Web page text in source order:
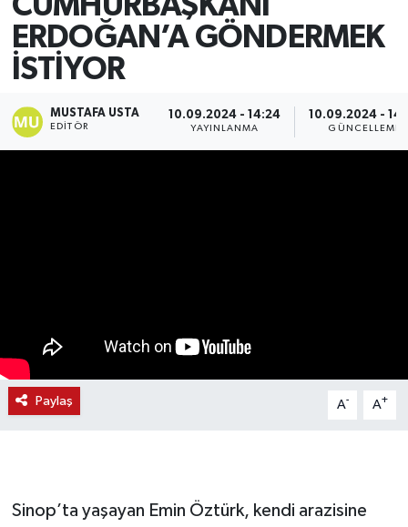
ERDOĞAN’A GÖNDERMEK
İSTİYOR
MUSTAFA USTA
EDITÖR
10.09.2024 - 14:24
YAYINLANMA
10.09.2024 -
GÜNCELLEME
Paylaş A- A+
Sinop’ta yaşayan Emin Öztürk, kendi arazisine